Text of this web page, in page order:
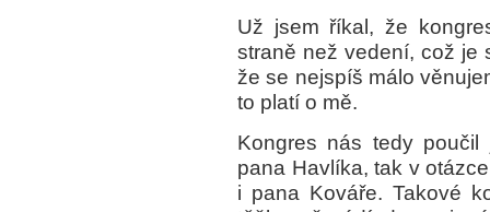
Už jsem říkal, že
straně než vedení, což je
že se nejspíš málo
to platí o mě.
Kongres nás tedy
pana Havlíka, tak v
i pana Kováře. Takové